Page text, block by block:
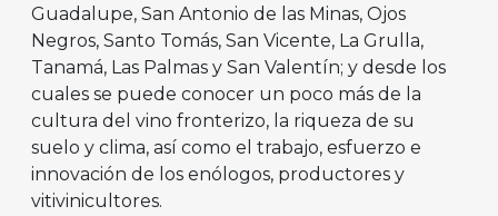
Guadalupe, San Antonio de las Minas, Ojos
Negros, Santo Tomás, San Vicente, La Grulla,
Tanamá, Las Palmas y San Valentín; y desde los
cuales se puede conocer un poco más de la
cultura del vino fronterizo, la riqueza de su
suelo y clima, así como el trabajo, esfuerzo e
innovación de los enólogos, productores y
vitivinicultores.